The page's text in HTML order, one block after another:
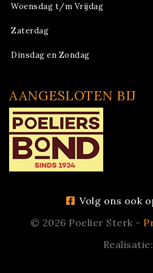
Woensdag t/m Vrijdag
Zaterdag
Dinsdag en Zondag
AANGESLOTEN BIJ
Volg ons ook
© 2026 Poelier Sterk -
Realisatie: